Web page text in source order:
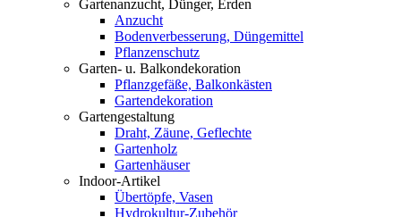
Gartenanzucht, Dünger, Erden
Anzucht
Bodenverbesserung, Düngemittel
Pflanzenschutz
Garten- u. Balkondekoration
Pflanzgefäße, Balkonkästen
Gartendekoration
Gartengestaltung
Draht, Zäune, Geflechte
Gartenholz
Gartenhäuser
Indoor-Artikel
Übertöpfe, Vasen
Hydrokultur-Zubehör